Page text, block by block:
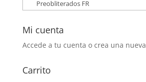
Mi cuenta
Accede a tu cuenta o crea una nueva
Carrito